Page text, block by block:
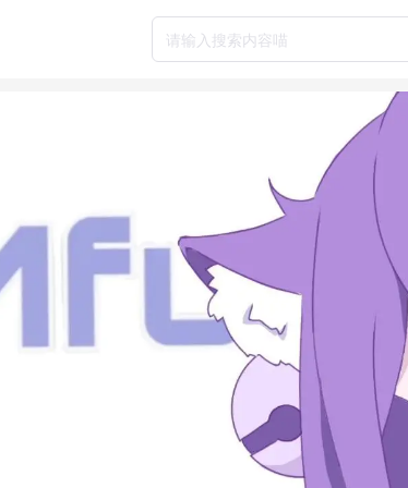
请输入搜索内容喵